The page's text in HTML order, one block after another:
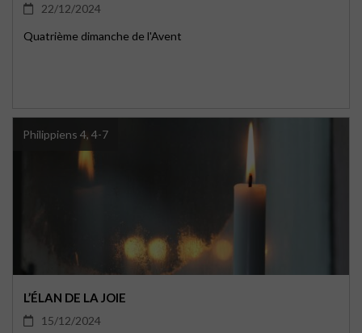
22/12/2024
Quatrième dimanche de l'Avent
Philippiens 4, 4-7
L’ÉLAN DE LA JOIE
15/12/2024